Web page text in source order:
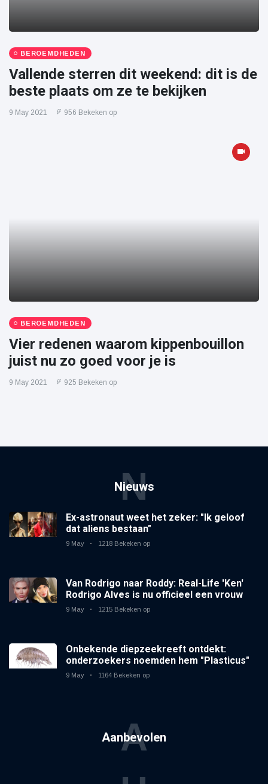
BEROEMDHEDEN
Vallende sterren dit weekend: dit is de
beste plaats om ze te bekijken
9 May 2021 956 Bekeken op
BEROEMDHEDEN
Vier redenen waarom kippenbouillon
juist nu zo goed voor je is
9 May 2021 925 Bekeken op
Nieuws
N
Ex-astronaut weet het zeker: "Ik geloof
dat aliens bestaan"
9 May 1218 Bekeken op
Van Rodrigo naar Roddy: Real-Life 'Ken'
Rodrigo Alves is nu officieel een vrouw
9 May 1215 Bekeken op
Onbekende diepzeekreeft ontdekt:
onderzoekers noemden hem "Plasticus"
9 May 1164 Bekeken op
Aanbevolen
A